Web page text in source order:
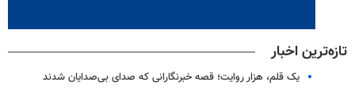
تازه‌ترین اخبار
یک قلم، هزار روایت؛ قصه خبرنگارانی که صدای بی‌صدایان شدند